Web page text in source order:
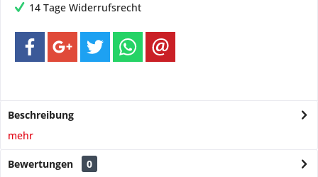
14 Tage Widerrufsrecht
Beschreibung
mehr
Bewertungen
0